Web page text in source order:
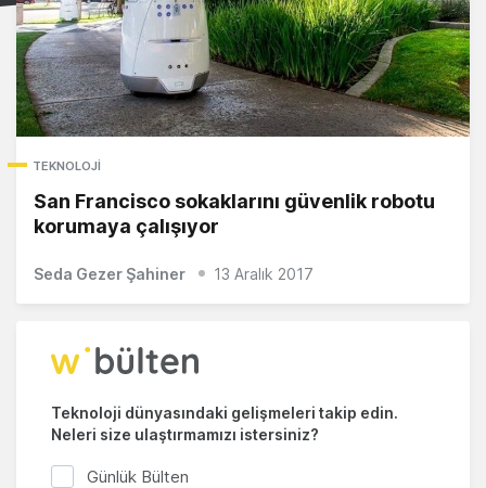
TEKNOLOJI
San Francisco sokaklarını güvenlik robotu
korumaya çalışıyor
Seda Gezer Şahiner 13 Aralık 2017
Teknoloji dünyasındaki gelişmeleri takip edin.
Neleri size ulaştırmamızı istersiniz?
Günlük Bülten